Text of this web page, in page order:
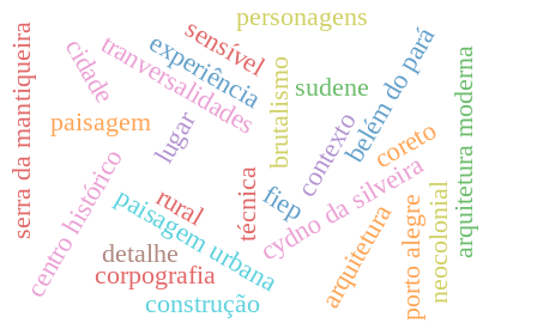
brutalismo
fiep
cydno da silveira
paisagem urbana porto alegre
centro histórico arquitetura
lugar
tranversalidades
detalhe
contexto
paisagem
serra da mantiqueira rural
experiência
sensível
neocolonial
belém do pará
técnica
personagens
construção
sudene
coreto arquitetura moderna
corpografia
cidade